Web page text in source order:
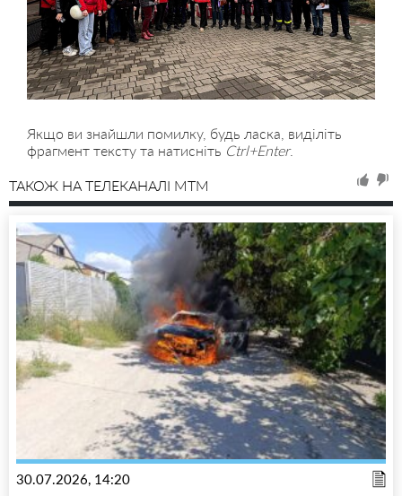
Якщо ви знайшли помилку, будь ласка, виділіть
фрагмент тексту та натисніть Ctrl+Enter.
ТАКОЖ НА ТЕЛЕКАНАЛІ MTM
30.07.2026, 14:20